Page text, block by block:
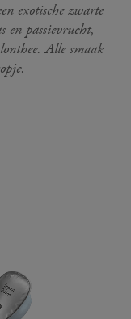
exotische zwarte
en passievrucht,
Alle smaak